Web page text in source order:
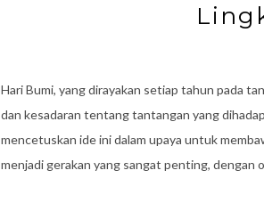
Hari Bumi, yang dirayakan setiap tahun pada
dan kesadaran tentang tantangan yang
mencetuskan ide ini dalam upaya untuk
menjadi gerakan yang sangat penting, dengan